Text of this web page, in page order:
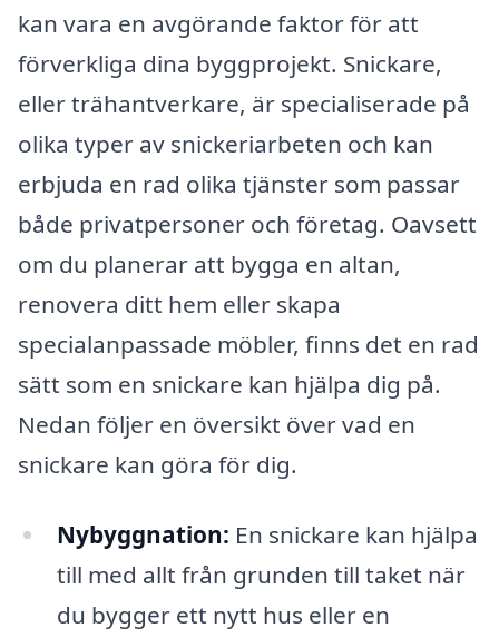
kan vara en avgörande faktor för att
förverkliga dina byggprojekt. Snickare,
eller trähantverkare, är specialiserade på
olika typer av snickeriarbeten och kan
erbjuda en rad olika tjänster som passar
både privatpersoner och företag. Oavsett
om du planerar att bygga en altan,
renovera ditt hem eller skapa
specialanpassade möbler, finns det en rad
sätt som en snickare kan hjälpa dig på.
Nedan följer en översikt över vad en
snickare kan göra för dig.
Nybyggnation: En snickare kan hjälpa
till med allt från grunden till taket när
du bygger ett nytt hus eller en